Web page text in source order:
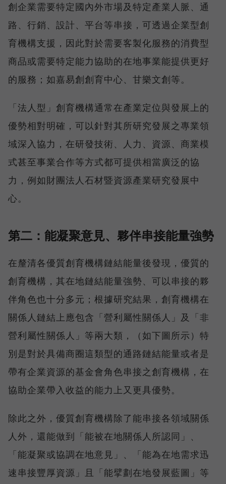
創企業需要特定國內外市場及特定產業人脈、通
路、行銷、設計、平台等串接，可透過企業型創
育機構支援，因此對於需要客製化服務的消費型
商品或需要特定能力協助的在地事業能提供更好
的服務；如嘉易創創育中心、甘樂文創等。
「法人型」創育機構通常在產業定位與發展上的
優勢相對明確，可以針對其所研究發展之專業領
域深入協力，在研發技術、人力、資源、商業模
式甚至事業合作等方式都可提供相當廣泛的協
力，例如財團法人石材暨資源產業研究發展中
心。
第二：能凝聚意見、夥伴串接能量強勢
在釐清各優質創育機構鏈結能量後發現，優質的
創育機構，其在地鏈結能量強勢、可以串接的夥
伴角色也十分多元；根據研究結果，創育機構在
關係人鏈結上應包含「營利屬性關係人」及「非
營利屬性關係人」等兩大類，（如下圖所示）特
別是對於具備商圈這類型的通路鏈結能量或者是
帶有企業資源的基金會角色串接之創育機構，在
協助企業帶入收益的能力上又更具優勢。
除此之外，優質創育機構除了能串接各領域關係
人外，還能做到「能被在地關係人所認同」、
「能凝聚或協調在地意見」、「能為在地需求迅
速串接豐厚資源」且「能擘劃在地發展藍圖」等